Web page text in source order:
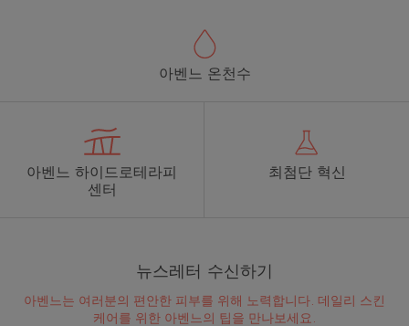
아벤느 온천수
아벤느 하이드로테라피
센터
최첨단 혁신
뉴스레터 수신하기
아벤느는 여러분의 편안한 피부를 위해 노력합니다. 데일리 스킨
케어를 위한 아벤느의 팁을 만나보세요.